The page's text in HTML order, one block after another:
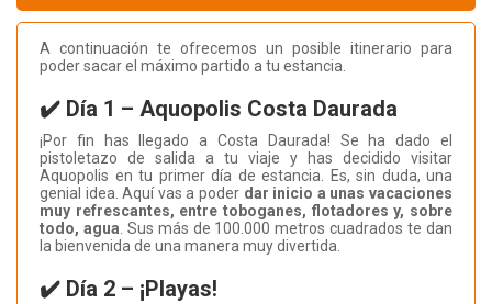
A continuación te ofrecemos un posible itinerario para
poder sacar el máximo partido a tu estancia.
✔️ Día 1 – Aquopolis Costa Daurada
¡Por fin has llegado a Costa Daurada! Se ha dado el
pistoletazo de salida a tu viaje y has decidido visitar
Aquopolis en tu primer día de estancia. Es, sin duda, una
genial idea. Aquí vas a poder dar inicio a unas vacaciones
muy refrescantes, entre toboganes, flotadores y, sobre
todo, agua. Sus más de 100.000 metros cuadrados te dan
la bienvenida de una manera muy divertida.
✔️ Día 2 – ¡Playas!